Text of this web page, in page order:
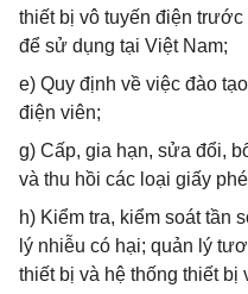
thiết bị vô tuyến điện
để sử dụng tại Việt Nam;
e) Quy định về việc đào
điện viên;
g) Cấp, gia hạn, sửa đổi,
và thu hồi các loại giấy
h) Kiểm tra, kiểm soát tần
lý nhiễu có hại; quản lý
thiết bị và hệ thống thiết bị